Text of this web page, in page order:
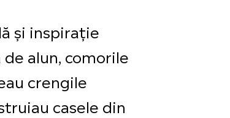
și inspirație
alun, comorile
crengile
casele din